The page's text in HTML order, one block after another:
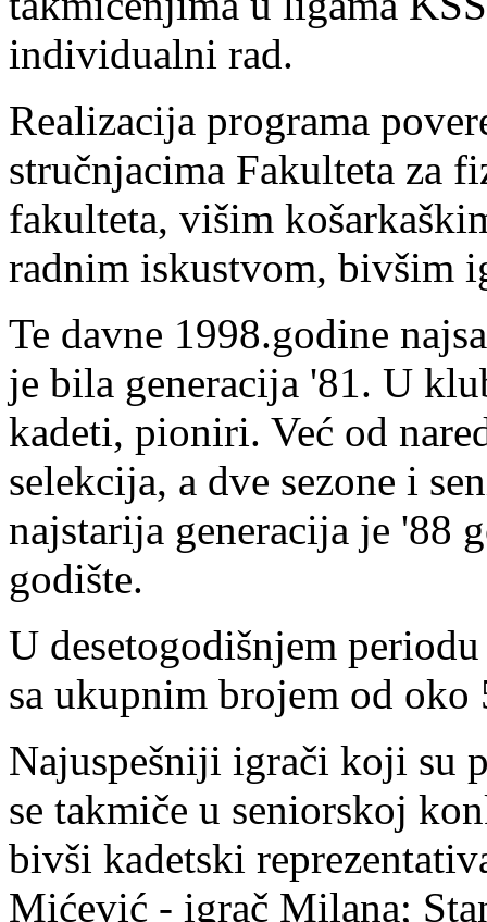
individualni rad.
Realizacija programa
stručnjacima Fakulteta za
fakulteta, višim
radnim iskustvom, bivšim
Te davne 1998.godine
je bila generacija '81. U
kadeti, pioniri. Već od
selekcija, a dve sezone i
najstarija generacija je '88
godište.
U desetogodišnjem
sa ukupnim brojem od oko
Najuspešniji igrači koji su
se takmiče u seniorskoj
bivši kadetski
Mićević - igrač Milana;